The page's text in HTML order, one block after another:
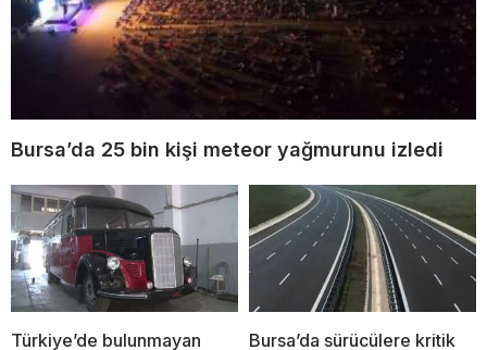
Bursa’da 25 bin kişi meteor yağmurunu izledi
Türkiye’de bulunmayan
Bursa’da sürücülere kritik